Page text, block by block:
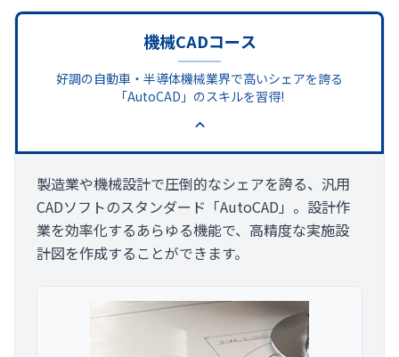
機械CADコース
好調の自動車・半導体機械業界で高いシェアを誇る
「AutoCAD」のスキルを習得!
製造業や機械設計で圧倒的なシェアを誇る、汎用
CADソフトのスタンダード「AutoCAD」。設計作
業を効率化するあらゆる機能で、高精度な実施設
計図を作成することができます。